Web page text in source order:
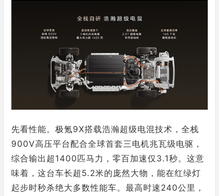
先看性能。极氪9X搭载浩瀚超级电混技术，全栈
900V高压平台配合全球首套三电机兆瓦级电驱，
综合输出超1400匹马力，零百加速仅3.1秒。这意
味着，这台车长超5.2米的庞然大物，能在红绿灯
起步时秒杀绝大多数性能车。最高时速240公里，